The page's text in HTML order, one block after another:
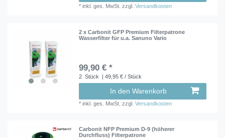
*inkl. ges. MwSt. zzgl.Versandkosten
2 x Carbonit GFP Premium Filterpatrone
Wasserfilter für u.a. Sanuno Vario
99,90 € *
2 Stück | 49,95 € / Stück
In den Warenkorb
*inkl. ges. MwSt. zzgl.Versandkosten
Carbonit NFP Premium D-9 (höherer
Durchfluss) Filterpatrone